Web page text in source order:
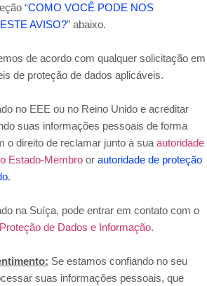
“COMO VOCÊ PODE NOS
AVISO?” abaixo.
de acordo com qualquer solicitação em
de proteção de dados aplicáveis.
no EEE ou no Reino Unido e acreditar
suas informações pessoais de forma
o direito de reclamar junto à sua autoridade
Estado-Membro or autoridade de proteção
.
na Suíça, pode entrar em contato com o
de Dados e Informação.
Se estamos confiando no seu
suas informações pessoais, que